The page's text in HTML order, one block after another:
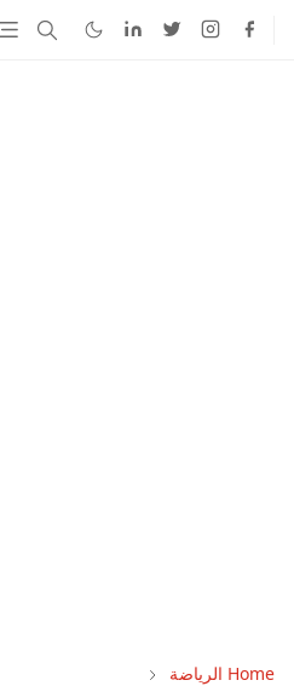
Home الرياضة